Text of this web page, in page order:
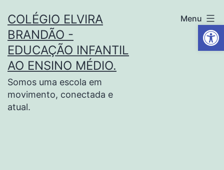
Barra de
COLÉGIO ELVIRA
BRANDÃO -
EDUCAÇÃO INFANTIL
AO ENSINO MÉDIO.
Somos uma escola em
movimento, conectada e
atual.
Menu